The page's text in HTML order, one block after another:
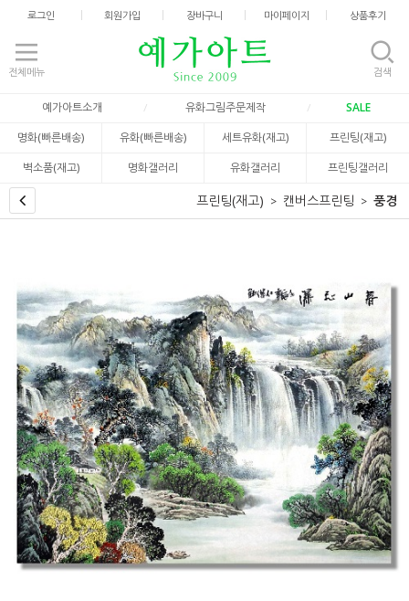
로그인 회원가입 장바구니 마이페이지 상품후기
전체메뉴 검색
예가아트소개 유화그림주문제작
SALE
명화(빠른배송)
유화(빠른배송) 세트유화(재고)
프린팅(재고)
벽소품(재고)
명화갤러리 유화갤러리 프린팅갤러리
프린팅(재고) 캔버스프린팅 풍경